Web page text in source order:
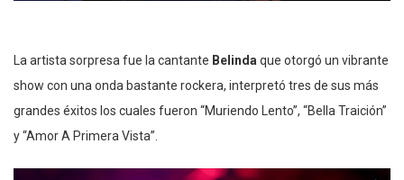
La artista sorpresa fue la cantante Belinda que otorgó un vibrante
show con una onda bastante rockera, interpretó tres de sus más
grandes éxitos los cuales fueron “Muriendo Lento”, “Bella Traición”
y “Amor A Primera Vista”.